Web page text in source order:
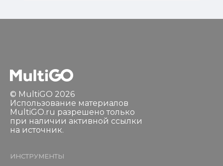
© MultiGO 2026
Использование материалов
MultiGO.ru разрешено только
при наличии активной ссылки
на источник.
ИНСТРУМЕНТЫ